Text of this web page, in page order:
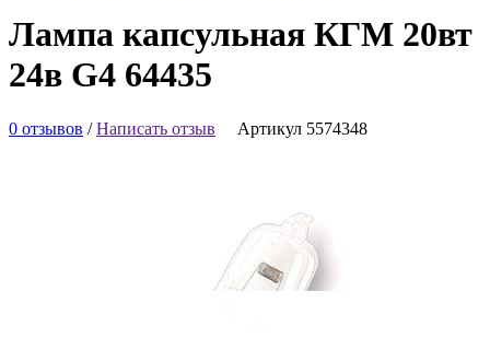
Лампа капсульная КГМ 20вт
24в G4 64435
0 отзывов /Написать отзыв Артикул 5574348